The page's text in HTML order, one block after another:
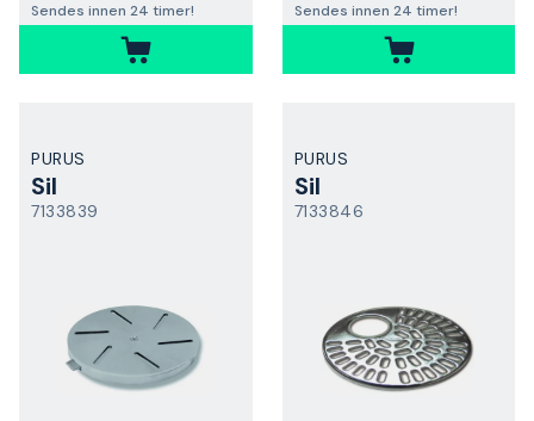
Sendes innen 24 timer! Sendes innen 24 timer!
PURUS
Sil
7133839
PURUS
Sil
7133846